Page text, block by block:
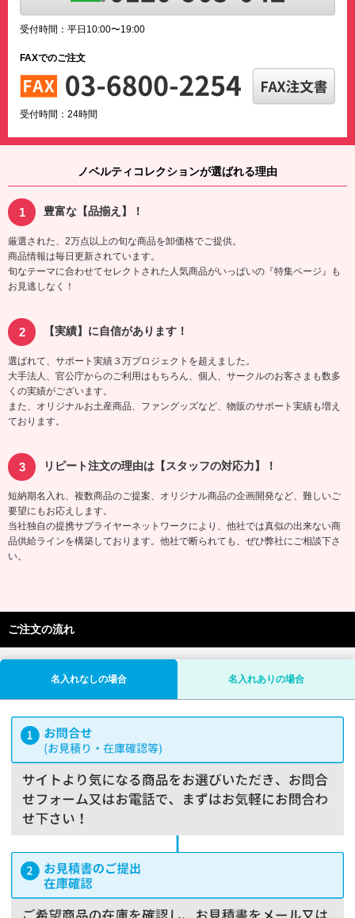
受付時間：平日10:00〜19:00
FAXでのご注文
受付時間：24時間
ノベルティコレクションが選ばれる理由
豊富な【品揃え】！
厳選された、2万点以上の旬な商品を卸価格でご提供。
商品情報は毎日更新されています。
旬なテーマに合わせてセレクトされた人気商品がいっぱいの『特集ページ』も
お見逃しなく！
【実績】に自信があります！
選ばれて、サポート実績３万プロジェクトを超えました。
大手法人、官公庁からのご利用はもちろん、個人、サークルのお客さまも数多
くの実績がございます。
また、オリジナルお土産商品、ファングッズなど、物販のサポート実績も増え
ております。
リピート注文の理由は【スタッフの対応力】！
短納期名入れ、複数商品のご提案、オリジナル商品の企画開発など、難しいご
要望にもお応えします。
当社独自の提携サプライヤーネットワークにより、他社では真似の出来ない商
品供給ラインを構築しております。他社で断られても、ぜひ弊社にご相談下さ
い。
ご注文の流れ
名入れなしの場合 名入れありの場合